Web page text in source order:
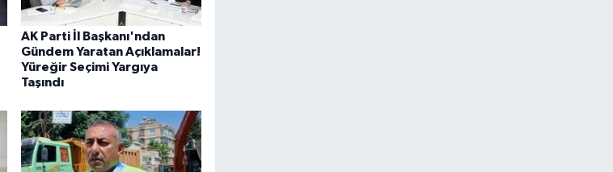
AK Parti İl Başkanı'ndan
Gündem Yaratan Açıklamalar!
Yüreğir Seçimi Yargıya
Taşındı